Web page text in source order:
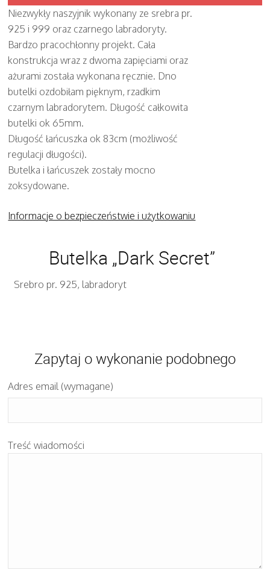
Niezwykły naszyjnik wykonany ze srebra pr.
925 i 999 oraz czarnego labradoryty.
Bardzo pracochłonny projekt. Cała
konstrukcja wraz z dwoma zapięciami oraz
ażurami została wykonana ręcznie. Dno
butelki ozdobiłam pięknym, rzadkim
czarnym labradorytem. Długość całkowita
butelki ok 65mm.
Długość łańcuszka ok 83cm (możliwość
regulacji długości).
Butelka i łańcuszek zostały mocno
zoksydowane.
Informacje o bezpieczeństwie i użytkowaniu
Butelka „Dark Secret”
Srebro pr. 925, labradoryt
Zapytaj o wykonanie podobnego
Adres email (wymagane)
Treść wiadomości